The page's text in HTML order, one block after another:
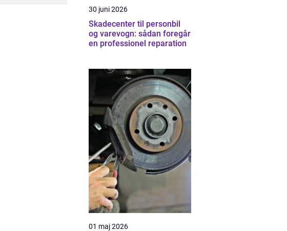
30 juni 2026
Skadecenter til personbil
og varevogn: sådan foregår
en professionel reparation
01 maj 2026